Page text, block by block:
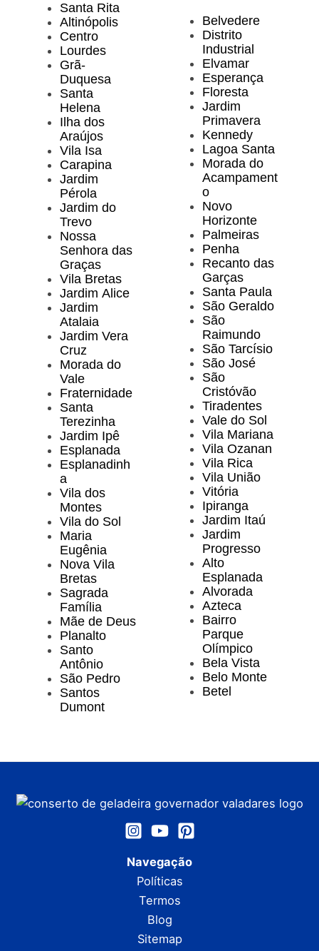
Santa Rita
Altinópolis
Centro
Lourdes
Grã-
Duquesa
Santa
Helena
Ilha dos
Araújos
Vila Isa
Carapina
Jardim
Pérola
Jardim do
Trevo
Nossa
Senhora das
Graças
Vila Bretas
Jardim Alice
Jardim
Atalaia
Jardim Vera
Cruz
Morada do
Vale
Fraternidade
Santa
Terezinha
Jardim Ipê
Esplanada
Esplanadinh
a
Vila dos
Montes
Vila do Sol
Maria
Eugênia
Nova Vila
Bretas
Sagrada
Família
Mãe de Deus
Planalto
Santo
Antônio
São Pedro
Santos
Dumont
Belvedere
Distrito
Industrial
Elvamar
Esperança
Floresta
Jardim
Primavera
Kennedy
Lagoa Santa
Morada do
Acampament
o
Novo
Horizonte
Palmeiras
Penha
Recanto das
Garças
Santa Paula
São Geraldo
São
Raimundo
São Tarcísio
São José
São
Cristóvão
Tiradentes
Vale do Sol
Vila Mariana
Vila Ozanan
Vila Rica
Vila União
Vitória
Ipiranga
Jardim Itaú
Jardim
Progresso
Alto
Esplanada
Alvorada
Azteca
Bairro
Parque
Olímpico
Bela Vista
Belo Monte
Betel
Navegação
Políticas
Termos
Blog
Sitemap